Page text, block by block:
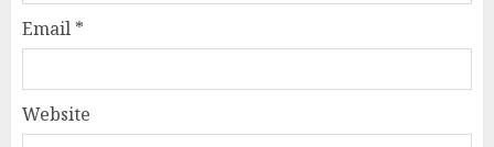
Email *
Website